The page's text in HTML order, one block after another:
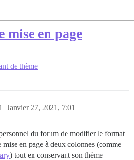
mise en page
de thème
Janvier 27, 2021, 7:01
1
du forum de modifier le format
mise en page à deux colonnes (comme
) tout en conservant son thème